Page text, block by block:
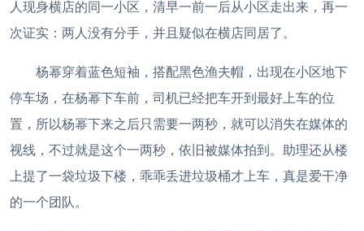
人现身横店的同一小区，清早一前一后从小区走出来，再一
次证实：两人没有分手，并且疑似在横店同居了。
杨幂穿着蓝色短袖，搭配黑色渔夫帽，出现在小区地下
停车场，在杨幂下车前，司机已经把车开到最好上车的位
置，所以杨幂下来之后只需要一两秒，就可以消失在媒体的
视线，不过就是这个一两秒，依旧被媒体拍到。助理还从楼
上提了一袋垃圾下楼，乖乖丢进垃圾桶才上车，真是爱干净
的一个团队。